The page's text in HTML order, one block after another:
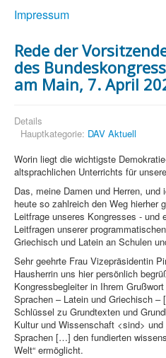
Impressum
Rede der
des
am Main, 7. April
Details
Hauptkategorie: DAV Aktuell
Worin liegt die wichtigste
altsprachlichen Unterrichts für
Das, meine Damen und Herren,
heute so zahlreich den Weg hierher
Leitfrage unseres Kongresses - und
Leitfragen unserer
Griechisch und Latein an Schulen
Sehr geehrte Frau Vizepräsidentin
Hausherrin uns hier persönlich
Kongressbegleiter in Ihrem
Sprachen – Latein und Griechisch
Schlüssel zu Grundtexten und
Kultur und Wissenschaft <sind>
Sprachen […] den fundierten
Welt“ ermöglicht.